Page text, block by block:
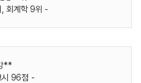
회계학 9위 -
**
시 96점 -